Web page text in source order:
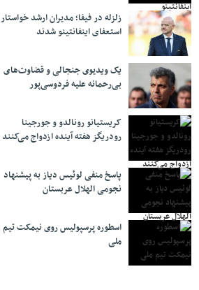
زلزله در فیفا؛ مدیران ارشد خواستار
استعفای اینفانتینو شدند
یک ویدیوی جنجالی و قضاوت‌های
بی‌رحمانه علیه فردوسی‌پور
کریستیانو رونالدو و جورجینا
رودریگز هفته آینده ازدواج می‌کنند
پاسخ منفی لوئیس دیاز به پیشنهاد
نجومی الهلال عربستان
اسطوره پرسپولیس روی نیمکت تیم
ملی